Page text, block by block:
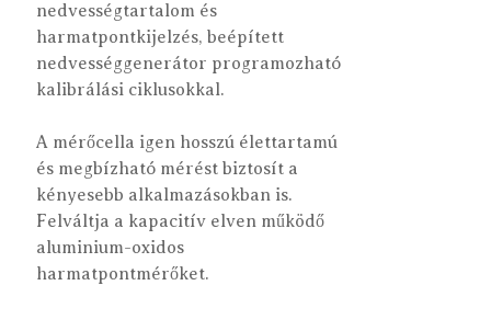
nedvességtartalom és
harmatpontkijelzés, beépített
nedvességgenerátor programozható
kalibrálási ciklusokkal.
A mérőcella igen hosszú élettartamú
és megbízható mérést biztosít a
kényesebb alkalmazásokban is.
Felváltja a kapacitív elven működő
aluminium-oxidos
harmatpontmérőket.